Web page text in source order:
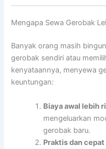
Mengapa Sewa Gerobak
Banyak orang masih
gerobak sendiri atau
kenyataannya, menyewa
keuntungan:
Biaya awal lebih
mengeluarkan
gerobak baru.
Praktis dan